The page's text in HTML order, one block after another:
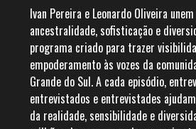
Ivan Pereira e Leonardo Oliveira
ancestralidade, sofisticação e
programa criado para trazer
empoderamento às vozes da
Grande do Sul. A cada episódio,
entrevistados e entrevistades
da realidade, sensibilidade e